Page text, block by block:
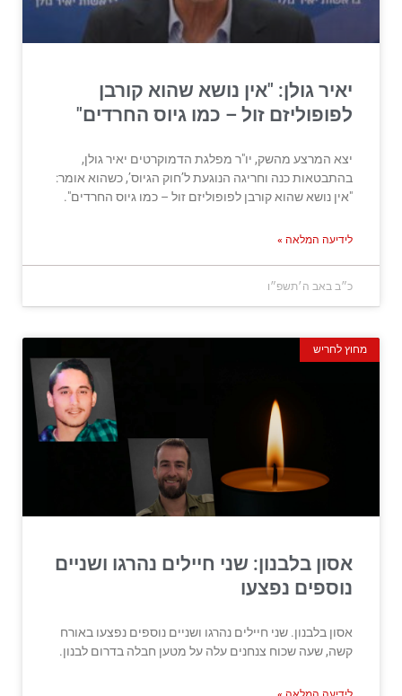
יאיר גולן: "אין נושא שהוא קורבן
לפופוליזם זול – כמו גיוס החרדים"
יצא המרצע מהשק, יו"ר מפלגת הדמוקרטים יאיר גולן,
בהתבטאות כנה וחריגה הנוגעת ל’חוק הגיוס’, כשהוא אומר:
"אין נושא שהוא קורבן לפופוליזם זול – כמו גיוס החרדים".
לידיעה המלאה »
כ״ב באב ה׳תשפ״ו
מחוץ לחריש
אסון בלבנון: שני חיילים נהרגו ושניים
נוספים נפצעו
אסון בלבנון. שני חיילים נהרגו ושניים נוספים נפצעו באורח
קשה, שעה שכוח צנחנים עלה על מטען חבלה בדרום לבנון.